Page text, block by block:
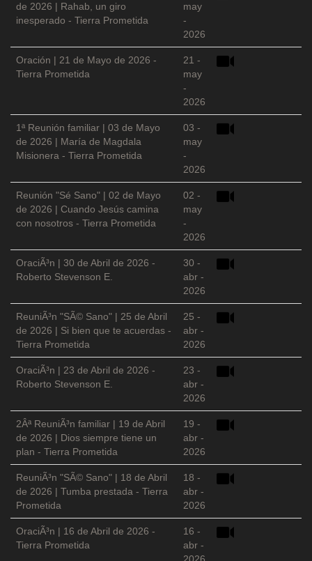
de 2026 | Rahab, un giro
inesperado - Tierra Prometida
may
-
2026
Oración | 21 de Mayo de 2026 -
Tierra Prometida
21 -
may
-
2026
1ª Reunión familiar | 03 de Mayo
de 2026 | María de Magdala
Misionera - Tierra Prometida
03 -
may
-
2026
Reunión "Sé Sano" | 02 de Mayo
de 2026 | Cuando Jesús camina
con nosotros - Tierra Prometida
02 -
may
-
2026
OraciÃ³n | 30 de Abril de 2026 -
Roberto Stevenson E.
30 -
abr -
2026
ReuniÃ³n "SÃ© Sano" | 25 de Abril
de 2026 | Si bien que te acuerdas -
Tierra Prometida
25 -
abr -
2026
OraciÃ³n | 23 de Abril de 2026 -
Roberto Stevenson E.
23 -
abr -
2026
2Âª ReuniÃ³n familiar | 19 de Abril
de 2026 | Dios siempre tiene un
plan - Tierra Prometida
19 -
abr -
2026
ReuniÃ³n "SÃ© Sano" | 18 de Abril
de 2026 | Tumba prestada - Tierra
Prometida
18 -
abr -
2026
OraciÃ³n | 16 de Abril de 2026 -
Tierra Prometida
16 -
abr -